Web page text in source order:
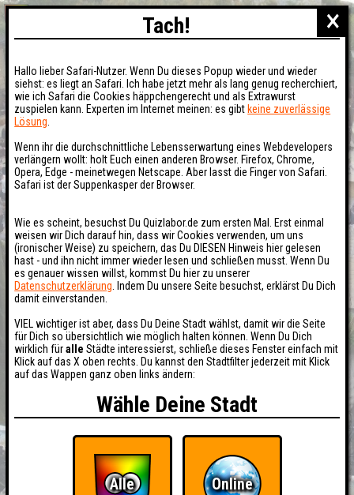
×
Tach!
Hallo lieber Safari-Nutzer. Wenn Du dieses Popup wieder und wieder
siehst: es liegt an Safari. Ich habe jetzt mehr als lang genug recherchiert,
wie ich Safari die Cookies häppchengerecht und als Extrawurst
zuspielen kann. Experten im Internet meinen: es gibt keine zuverlässige
Lösung
Wenn ihr die durchschnittliche Lebensserwartung eines Webdevelopers
verlängern wollt: holt Euch einen anderen Browser. Firefox, Chrome,
Opera, Edge - meinetwegen Netscape. Aber lasst die Finger von Safari.
Safari ist der Suppenkasper der Browser.
Wie es scheint, besuchst Du Quizlabor.de zum ersten Mal. Erst einmal
weisen wir Dich darauf hin, dass wir Cookies verwenden, um uns
(ironischer Weise) zu speichern, das Du DIESEN Hinweis hier gelesen
hast - und ihn nicht immer wieder lesen und schließen musst. Wenn Du
es genauer wissen willst, kommst Du hier zu unserer
Datenschutzerklärung . Indem Du unsere Seite besuchst, erklärst Du Dich
damit einverstanden.
VIEL wichtiger ist aber, dass Du Deine Stadt wählst, damit wir die Seite
für Dich so übersichtlich wie möglich halten können. Wenn Du Dich
wirklich füralle Städte interessierst, schließe dieses Fenster einfach mit
Klick auf das X oben rechts. Du kannst den Stadtfilter jederzeit mit Klick
auf das Wappen ganz oben links ändern:
Wähle Deine Stadt
Alle Online